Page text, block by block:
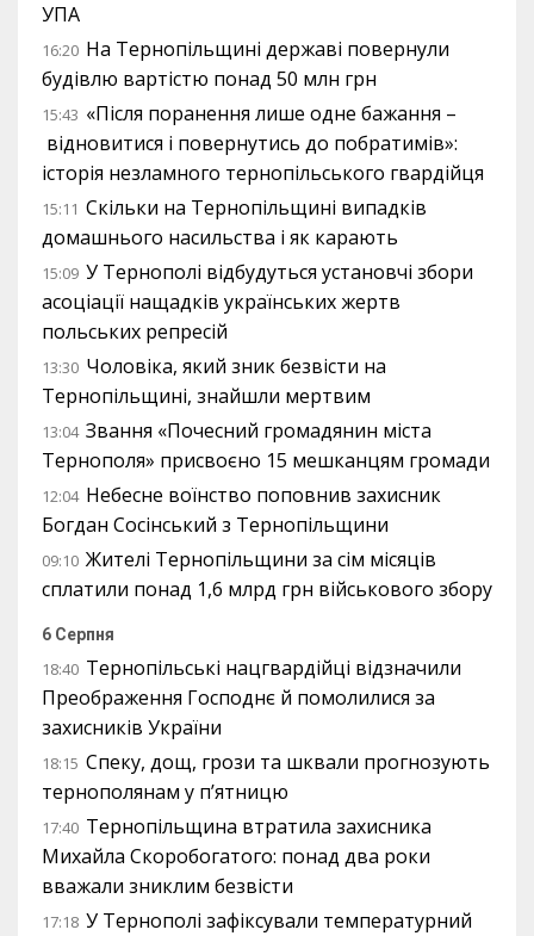
УПА
16:20 На Тернопільщині державі повернули
будівлю вартістю понад 50 млн грн
15:43 «Після поранення лише одне бажання –
відновитися і повернутись до побратимів»:
історія незламного тернопільського гвардійця
15:11 Скільки на Тернопільщині випадків
домашнього насильства і як карають
15:09 У Тернополі відбудуться установчі збори
асоціації нащадків українських жертв
польських репресій
13:30 Чоловіка, який зник безвісти на
Тернопільщині, знайшли мертвим
13:04 Звання «Почесний громадянин міста
Тернополя» присвоєно 15 мешканцям громади
12:04 Небесне воїнство поповнив захисник
Богдан Сосінський з Тернопільщини
09:10 Жителі Тернопільщини за сім місяців
сплатили понад 1,6 млрд грн військового збору
6 Серпня
18:40 Тернопільські нацгвардійці відзначили
Преображення Господнє й помолилися за
захисників України
18:15 Спеку, дощ, грози та шквали прогнозують
тернополянам у п’ятницю
17:40 Тернопільщина втратила захисника
Михайла Скоробогатого: понад два роки
вважали зниклим безвісти
17:18 У Тернополі зафіксували температурний